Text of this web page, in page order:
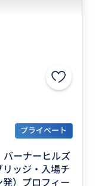
プライベート
バーナーヒルズ
ッジ・入場チ
）プロフィー